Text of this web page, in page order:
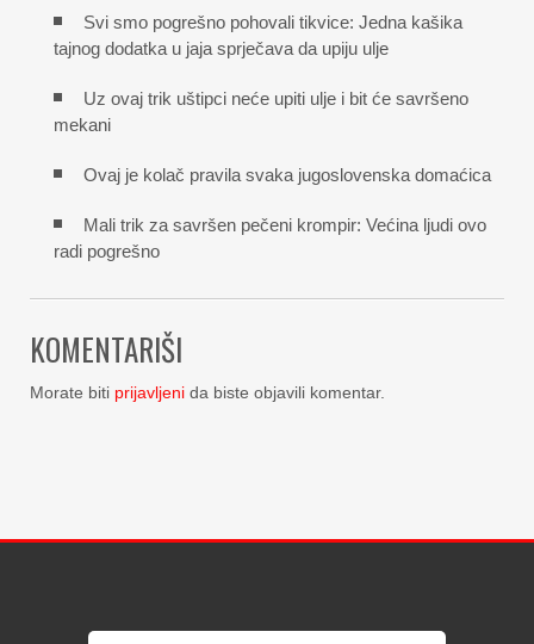
Svi smo pogrešno pohovali tikvice: Jedna kašika
tajnog dodatka u jaja sprječava da upiju ulje
Uz ovaj trik uštipci neće upiti ulje i bit će savršeno
mekani
Ovaj je kolač pravila svaka jugoslovenska domaćica
Mali trik za savršen pečeni krompir: Većina ljudi ovo
radi pogrešno
KOMENTARIŠI
Morate biti prijavljeni da biste objavili komentar.